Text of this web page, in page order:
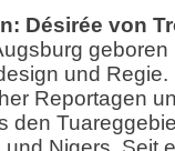
Désirée von
geboren
und Regie.
Reportagen
den